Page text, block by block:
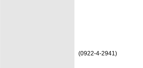
(0922-4-2941)